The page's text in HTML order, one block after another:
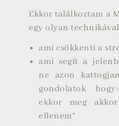
Ekkor találkoztam a
egy olyan
ami csökkenti a
ami segít a
ne azon
gondolatok
ekkor meg
ellenem”